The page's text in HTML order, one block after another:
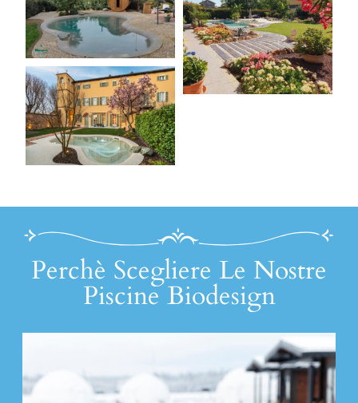
Perchè Scegliere Le Nostre
Piscine Biodesign